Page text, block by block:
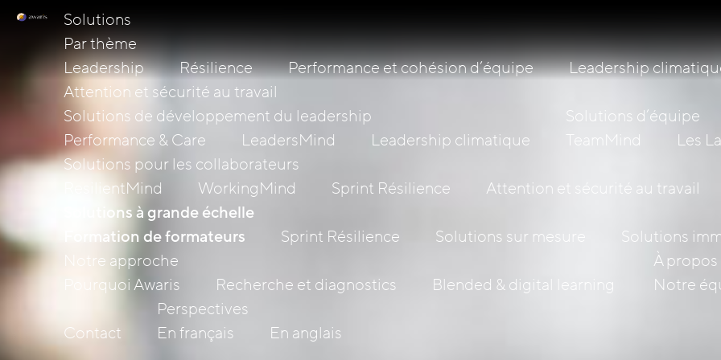
Solutions
Par thème
Leadership
Résilience Performance et cohésion d’équipe Leadership
Attention et sécurité au travail
Solutions de développement du leadership
Performance & Care
LeadersMind Leadership climatique
Solutions d’équipe
TeamMind
Les
Solutions pour les collaborateurs
ResilientMind
WorkingMind Sprint Résilience
Attention et sécurité au travail
Solutions à grande échelle
Formation de formateurs
Sprint Résilience Solutions sur mesure
Solutions
Notre approche
Pourquoi Awaris
Recherche et diagnostics Blended & digital learning
À propos
Notre
Contact
Perspectives
En français
En anglais